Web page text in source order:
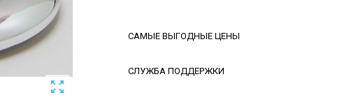

САМЫЕ ВЫГОДНЫЕ ЦЕНЫ
СЛУЖБА ПОДДЕРЖКИ